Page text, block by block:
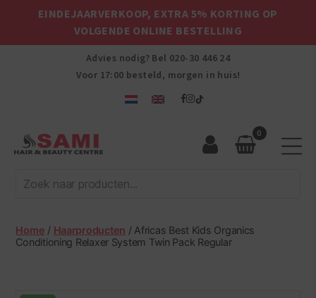
EINDEJAARVERKOOP, EXTRA 5% KORTING OP
VOLGENDE ONLINE BESTELLING
Advies nodig? Bel 020-30 446 24
Voor 17:00 besteld, morgen in huis!
Afro
Hair
Beauty
Centre
0
Home / Haarproducten / Africas Best Kids Organics
Conditioning Relaxer System Twin Pack Regular